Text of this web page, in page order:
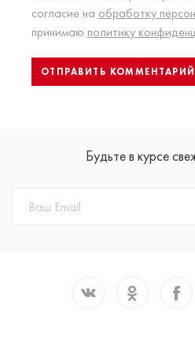
согласие на обработку
принимаю политику
Будьте в курсе